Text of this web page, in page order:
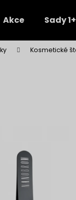
Akce Sady
Kosmetické